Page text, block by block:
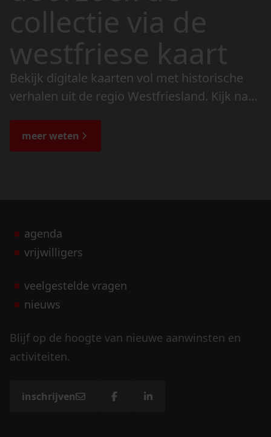
collectie via de
westfriese kaart
Bekijk digitale kaarten vol met historische
verhalen uit de regio Westfriesland. Kijk naar
de bijzondere verhalen.
meer weten
agenda
vrijwilligers
veelgestelde vragen
nieuws
Blijf op de hoogte van nieuwe aanwinsten en
activiteiten.
inschrijven